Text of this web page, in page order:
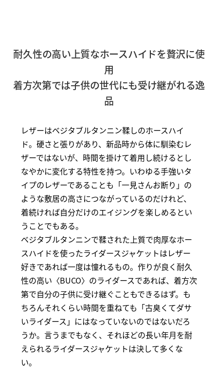
耐久性の高い上質なホースハイドを贅沢に使
用
着方次第では子供の世代にも受け継がれる逸
品
レザーはベジタブルタンニン鞣しのホースハイ
ド。硬さと張りがあり、新品時から体に馴染むレ
ザーではないが、時間を掛けて着用し続けるとし
なやかに変化する特性を持つ。いわゆる手強いタ
イプのレザーであることも「一見さんお断り」の
ような敷居の高さにつながっているのだけれど、
着続ければ自分だけのエイジングを楽しめるとい
うことでもある。
ベジタブルタンニンで鞣された上質で肉厚なホー
スハイドを使ったライダースジャケットはレザー
好きであれば一度は憧れるもの。作りが良く耐久
性の高い〈BUCO〉のライダースであれば、着方次
第で自分の子供に受け継ぐこともできるはず。も
ちろんそれくらい時間を重ねても「古臭くてダサ
いライダース」にはなっていないのではないだろ
うか。言うまでもなく、それほどの長い年月を耐
えられるライダースジャケットは決して多くな
い。